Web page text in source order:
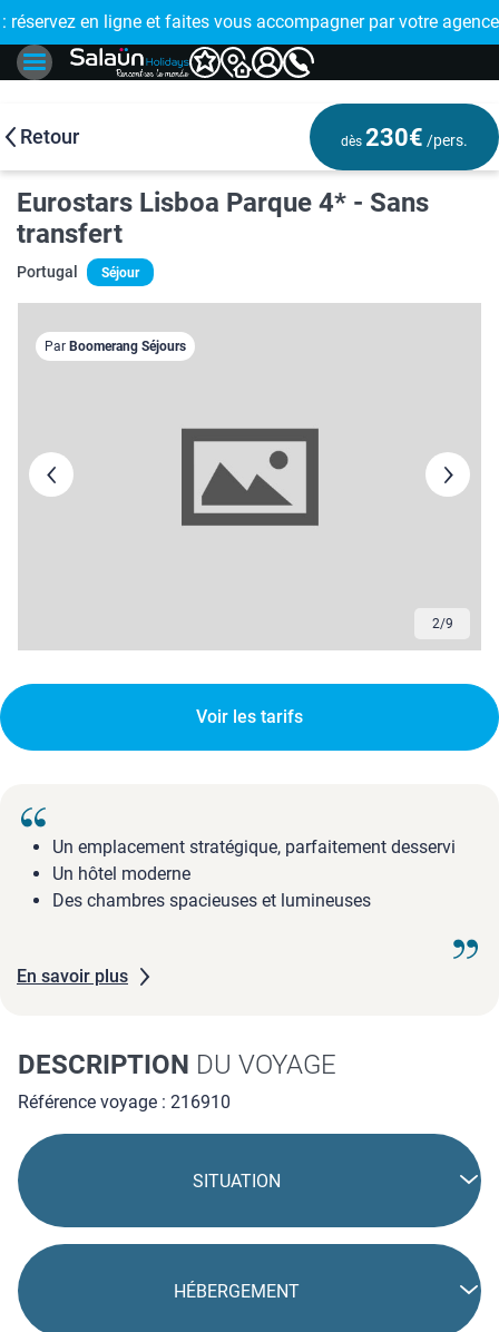
!
: réservez en ligne et faites vous accompagner par votre
🤩
Retour dès 230€ /pers.
Eurostars Lisboa Parque 4* - Sans
transfert
Portugal Séjour
2/9
Par Boomerang Séjours
Voir les tarifs
Un emplacement stratégique, parfaitement desservi
Un hôtel moderne
Des chambres spacieuses et lumineuses
En savoir plus
DESCRIPTION DU VOYAGE
Référence voyage : 216910
SITUATION
HÉBERGEMENT